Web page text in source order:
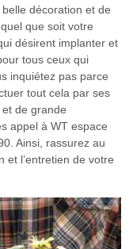
décoration et de
que soit votre
désirent implanter et
tous ceux qui
inquiétez pas parce
tout cela par ses
de grande
appel à WT espace
Ainsi, rassurez au
et l’entretien de votre